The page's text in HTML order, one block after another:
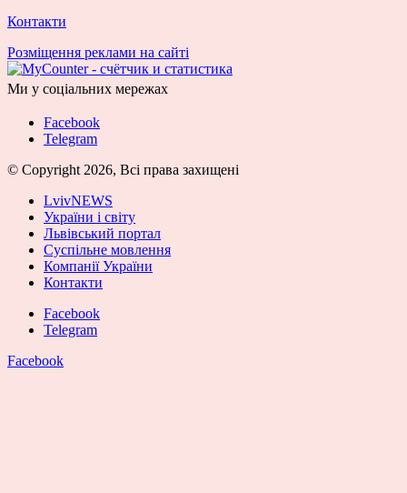
Контакти
Розміщення реклами на сайті
Ми у соціальних мережах
Facebook
Telegram
© Copyright 2026, Всі права захищені
LvivNEWS
України і світу
Львівський портал
Суспільне мовлення
Компанії України
Контакти
Facebook
Telegram
Facebook